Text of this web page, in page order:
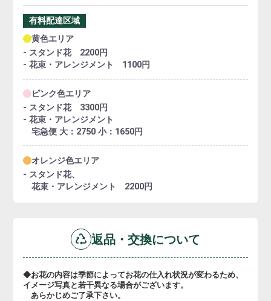
有料配達区域
黄色エリア
- スタンド花 2200円
- 花束・アレンジメント 1100円
ピンク色エリア
- スタンド花 3300円
- 花束・アレンジメント
宅急便 大：2750 小：1650円
オレンジ色エリア
- スタンド花、
花束・アレンジメント 2200円
返品・交換について
◆お花の内容は季節によってお花の仕入れ状況が変わるため、
イメージ写真と若干異なる場合がございます。
あらかじめご了承下さい。